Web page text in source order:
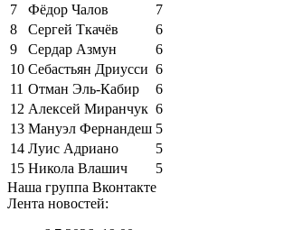
7
Фёдор Чалов
7
8
Сергей Ткачёв
6
9
Сердар Азмун
6
10 Себастьян Дриусси 6
11 Отман Эль-Кабир
6
12 Алексей Миранчук 6
13 Мануэл Фернандеш 5
14 Луис Адриано
5
15 Никола Влашич
5
Наша группа Вконтакте
Лента новостей: